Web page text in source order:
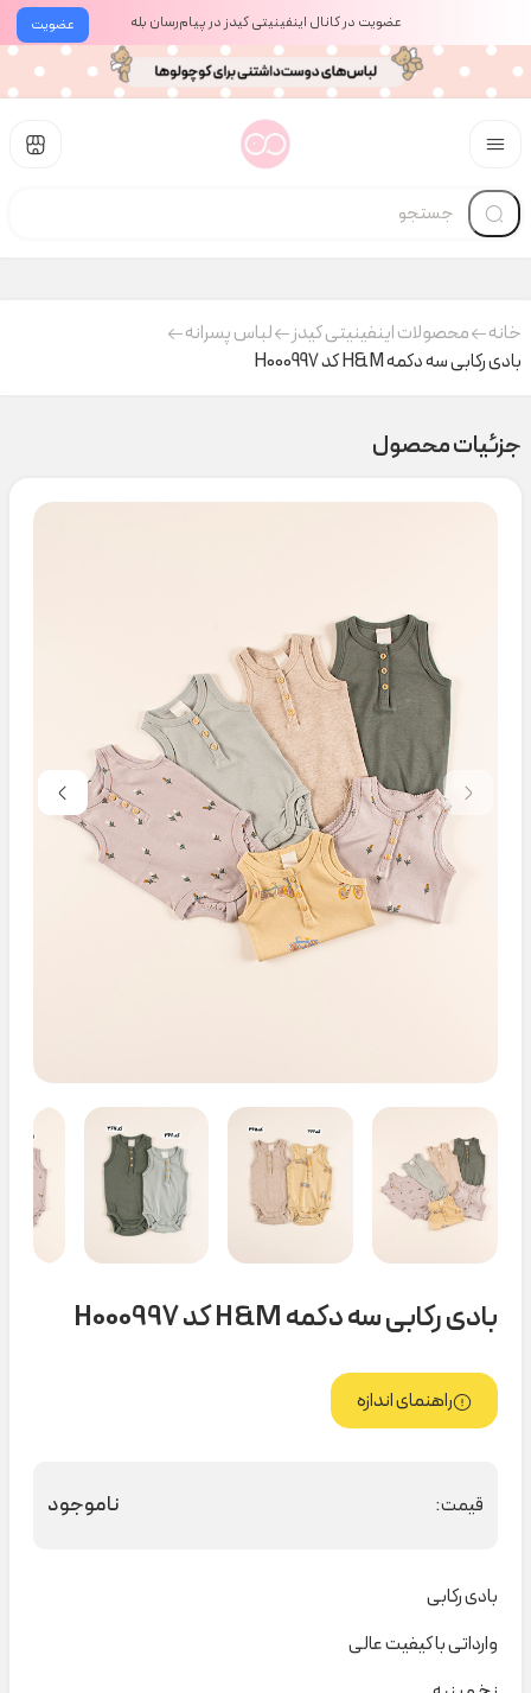
عضویت عضویت در کانال اینفینیتی کیدز در پیام‌رسان بله
خانه محصولات اینفینیتی کیدز
لباس پسرانه
بادی رکابی سه دکمه H&M کد H000997
جزئیات محصول
بادی رکابی سه دکمه H&M کد H000997
راهنمای اندازه
قیمت: ناموجود
بادی رکابی
وارداتی با کیفیت عالی